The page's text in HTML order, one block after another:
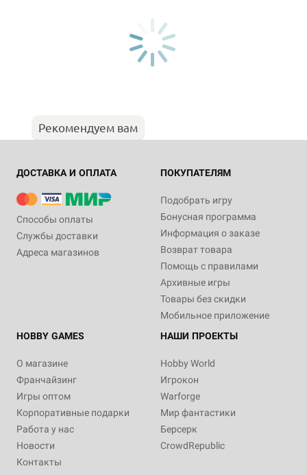
Рекомендуем вам
ДОСТАВКА И ОПЛАТА
Способы оплаты
Службы доставки
Адреса магазинов
ПОКУПАТЕЛЯМ
Подобрать игру
Бонусная программа
Информация о заказе
Возврат товара
Помощь с правилами
Архивные игры
Товары без скидки
Мобильное приложение
HOBBY GAMES
О магазине
Франчайзинг
Игры оптом
Корпоративные подарки
Работа у нас
Новости
Контакты
НАШИ ПРОЕКТЫ
Hobby World
Игрокон
Warforge
Мир фантастики
Берсерк
CrowdRepublic